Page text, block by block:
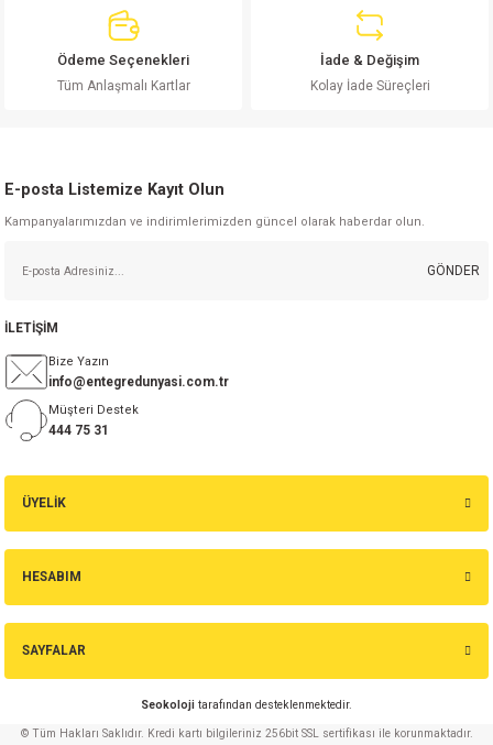
Ürün bilgilerinde hatalar bulunuyor.
Bu ürüne benzer farklı alternatifler olmalı.
Gönder
Ödeme Seçenekleri
Tüm Anlaşmalı Kartlar
İade & Değişim
Kolay İade Süreçleri
E-posta Listemize Kayıt Olun
Kampanyalarımızdan ve indirimlerimizden güncel olarak haberdar olun.
GÖNDER
ÜYELİK
HESABIM
SAYFALAR
Seokoloji tarafından desteklenmektedir.
İLETİŞİM
Bize Yazın
info@entegredunyasi.com.tr
Müşteri Destek
444 75 31
© Tüm Hakları Saklıdır. Kredi kartı bilgileriniz 256bit SSL sertifikası ile korunmaktadır.